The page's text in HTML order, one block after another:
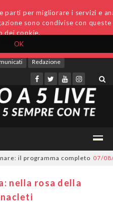
OK
parti per migliorare i servizi e
sono condivise con
dei cookie.
Redazione
programma completo 07/08/
nella rosa della